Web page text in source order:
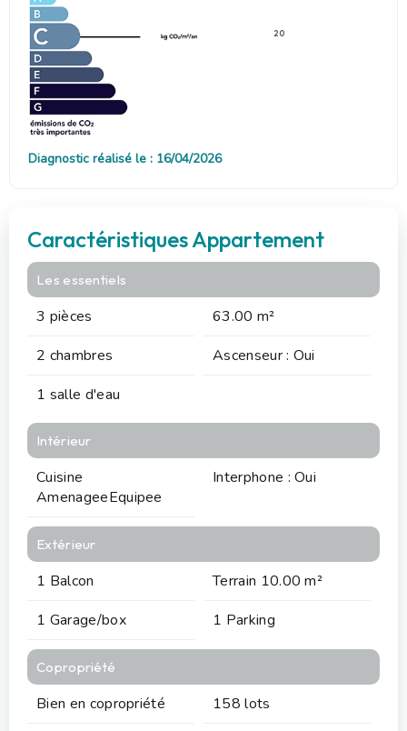
20
Diagnostic réalisé le : 16/04/2026
Caractéristiques Appartement
Les essentiels
3 pièces
63.00 m²
2 chambres
Ascenseur : Oui
1 salle d'eau
Intérieur
Cuisine
AmenageeEquipee
Interphone : Oui
Extérieur
1 Balcon
Terrain 10.00 m²
1 Garage/box
1 Parking
Copropriété
Bien en copropriété
158 lots